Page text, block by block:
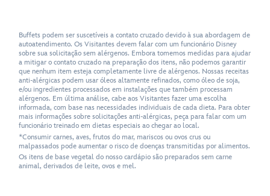
Buffets podem ser suscetíveis a contato cruzado devido à sua abordagem de
autoatendimento. Os Visitantes devem falar com um funcionário Disney
sobre sua solicitação sem alérgenos. Embora tomemos medidas para ajudar
a mitigar o contato cruzado na preparação dos itens, não podemos garantir
que nenhum item esteja completamente livre de alérgenos. Nossas receitas
anti-alérgicas podem usar óleos altamente refinados, como óleo de soja,
e/ou ingredientes processados em instalações que também processam
alérgenos. Em última análise, cabe aos Visitantes fazer uma escolha
informada, com base nas necessidades individuais de cada dieta. Para obter
mais informações sobre solicitações anti-alérgicas, peça para falar com um
funcionário treinado em dietas especiais ao chegar ao local.
*Consumir carnes, aves, frutos do mar, mariscos ou ovos crus ou
malpassados pode aumentar o risco de doenças transmitidas por alimentos.
Os itens de base vegetal do nosso cardápio são preparados sem carne
animal, derivados de leite, ovos e mel.